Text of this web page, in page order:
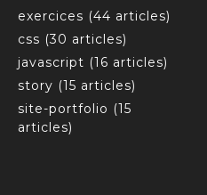
exercices (44 articles)
css (30 articles)
javascript (16 articles)
story (15 articles)
site-portfolio (15
articles)